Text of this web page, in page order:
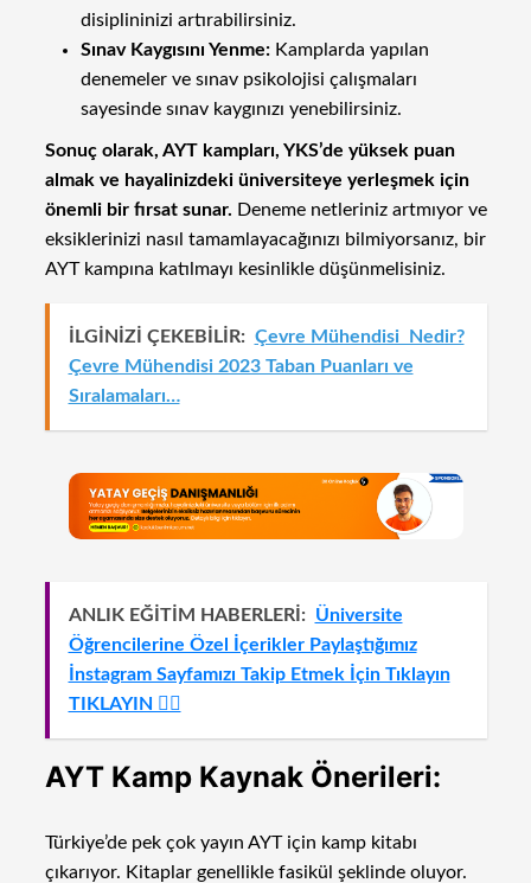
disiplininizi artırabilirsiniz.
Sınav Kaygısını Yenme:Kamplarda yapılan
denemeler ve sınav psikolojisi çalışmaları
sayesinde sınav kaygınızı yenebilirsiniz.
Sonuç olarak, AYT kampları, YKS’de yüksek puan
almak ve hayalinizdeki üniversiteye yerleşmek için
önemli bir fırsat sunar. Deneme netleriniz artmıyor ve
eksiklerinizi nasıl tamamlayacağınızı bilmiyorsanız, bir
AYT kampına katılmayı kesinlikle düşünmelisiniz.
İLGİNİZİ ÇEKEBİLİR: Çevre Mühendisi Nedir?
Çevre Mühendisi 2023 Taban Puanları ve
Sıralamaları…
ANLIK EĞİTİM HABERLERİ: Üniversite
Öğrencilerine Özel İçerikler Paylaştığımız
İnstagram Sayfamızı Takip Etmek İçin Tıklayın
TIKLAYIN 👈🏻
AYT Kamp Kaynak Önerileri:
Türkiye’de pek çok yayın AYT için kamp kitabı
çıkarıyor. Kitaplar genellikle fasikül şeklinde oluyor.